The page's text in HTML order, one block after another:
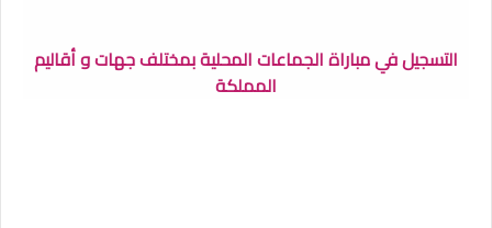
التسجيل في مباراة الجماعات المحلية بمختلف جهات و أقاليم
المملكة